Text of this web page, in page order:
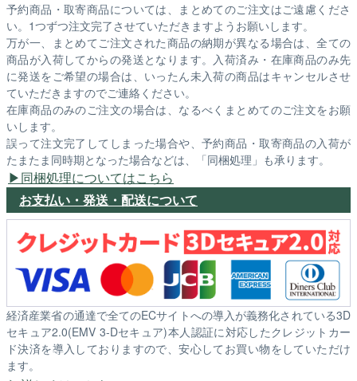
予約商品・取寄商品については、まとめてのご注文はご遠慮くださ
い。1つずつ注文完了させていただきますようお願いします。
万が一、まとめてご注文された商品の納期が異なる場合は、全ての
商品が入荷してからの発送となります。入荷済み・在庫商品のみ先
に発送をご希望の場合は、いったん未入荷の商品はキャンセルさせ
ていただきますのでご連絡ください。
在庫商品のみのご注文の場合は、なるべくまとめてのご注文をお願
いします。
誤って注文完了してしまった場合や、予約商品・取寄商品の入荷が
たまたま同時期となった場合などは、「同梱処理」も承ります。
同梱処理についてはこちら
お支払い・発送・配送について
経済産業省の通達で全てのECサイトへの導入が義務化されている3D
セキュア2.0(EMV 3-Dセキュア)本人認証に対応したクレジットカー
ド決済を導入しておりますので、安心してお買い物をしていただけ
ます。